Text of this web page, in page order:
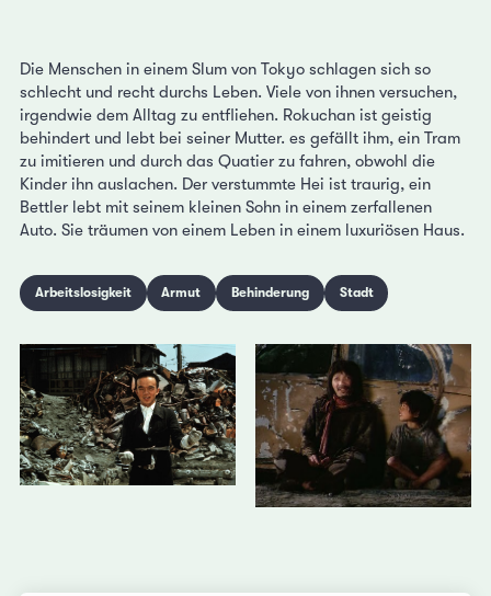
Die Menschen in einem Slum von Tokyo schlagen sich so
schlecht und recht durchs Leben. Viele von ihnen versuchen,
irgendwie dem Alltag zu entfliehen. Rokuchan ist geistig
behindert und lebt bei seiner Mutter. es gefällt ihm, ein Tram
zu imitieren und durch das Quatier zu fahren, obwohl die
Kinder ihn auslachen. Der verstummte Hei ist traurig, ein
Bettler lebt mit seinem kleinen Sohn in einem zerfallenen
Auto. Sie träumen von einem Leben in einem luxuriösen Haus.
Arbeitslosigkeit Armut Behinderung Stadt